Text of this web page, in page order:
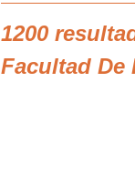
1200
Facultad De